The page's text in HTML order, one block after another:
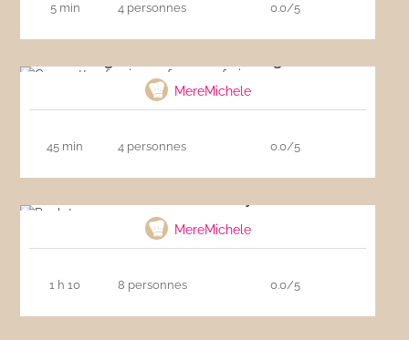
5 min 4 personnes 0.0/5
MereMichele
45 min 4 personnes 0.0/5
MereMichele
1 h 10 8 personnes 0.0/5